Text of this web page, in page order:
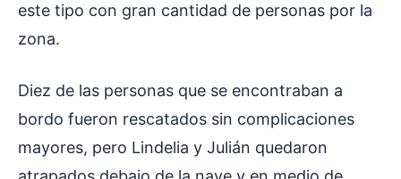
este tipo con gran cantidad de personas por la
zona.
Diez de las personas que se encontraban a
bordo fueron rescatados sin complicaciones
mayores, pero Lindelia y Julián quedaron